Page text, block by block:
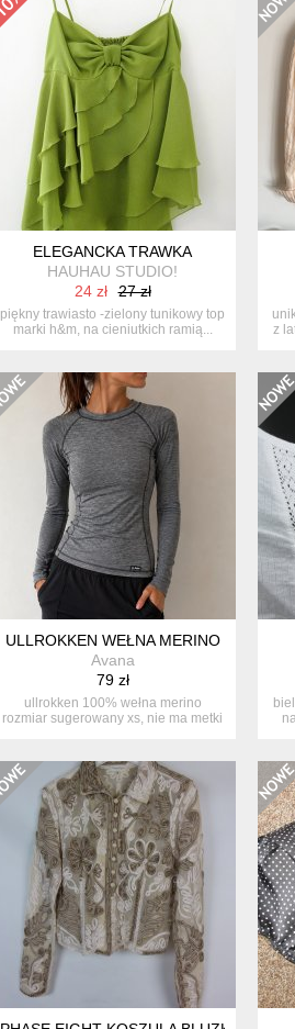
ELEGANCKA TRAWKA
HAUHAU STUDIO!
24 zł
27 zł
piękny trawiasto -zielony tunikowy top
marki h&m, na cieniutkich ramią...
z
ULLROKKEN WEŁNA MERINO
Avana
79 zł
ullrokken 100% wełna merino
rozmiar sugerowany xs, nie ma metki